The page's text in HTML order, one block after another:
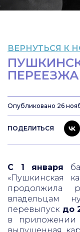
ВЕРНУТЬСЯ К
Опубликовано 26
ПОДЕЛИТЬСЯ
С 1 января
«Пушкинская
продолжила
владельцам
перевыпуск до
в приложении